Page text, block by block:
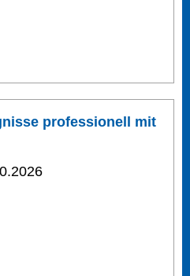
professionell mit